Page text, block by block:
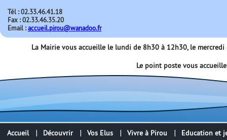
Tél : 02.33.46.41.18
Fax : 02.33.46.35.20
Email :accueil.pirou@wanadoo.fr
La Mairie vous accueille le lundi de 8h30 à 12h30, le
Le point poste vous
Accueil
Découvrir
Vos Elus
Vivre à Pirou
Education et